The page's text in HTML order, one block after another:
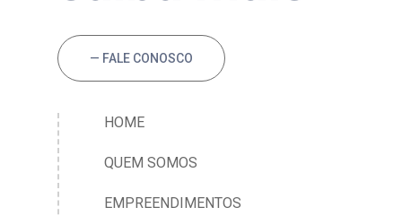
— FALE CONOSCO
HOME
QUEM SOMOS
EMPREENDIMENTOS